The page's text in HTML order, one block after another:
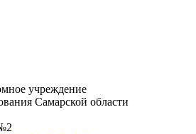
учреждение
Самарской области